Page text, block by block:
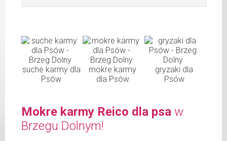
zwierzęcego: (końskie podroby: min. 25%
Szczegółowa analiza składu:
surowe białko 11,50 %
tłuszcz surowy 4,00 %
włókno surowe 0,30 %
wilgotność 77,00 %
substancja żelująca - Cassia gum 1200
Hundewurst (Kiełbasa dla wzmocnienia)
waga
psa
dzienna
porcja
6 - 14
kg
300 g
suche karmy dla
Psów
mokre karmy
dla Psów
gryzaki dla
Psów
Mokre karmy Reico dla psa w
Brzegu Dolnym!